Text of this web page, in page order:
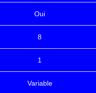
Oui
8
1
Variable